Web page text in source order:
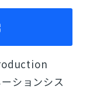
ションシス